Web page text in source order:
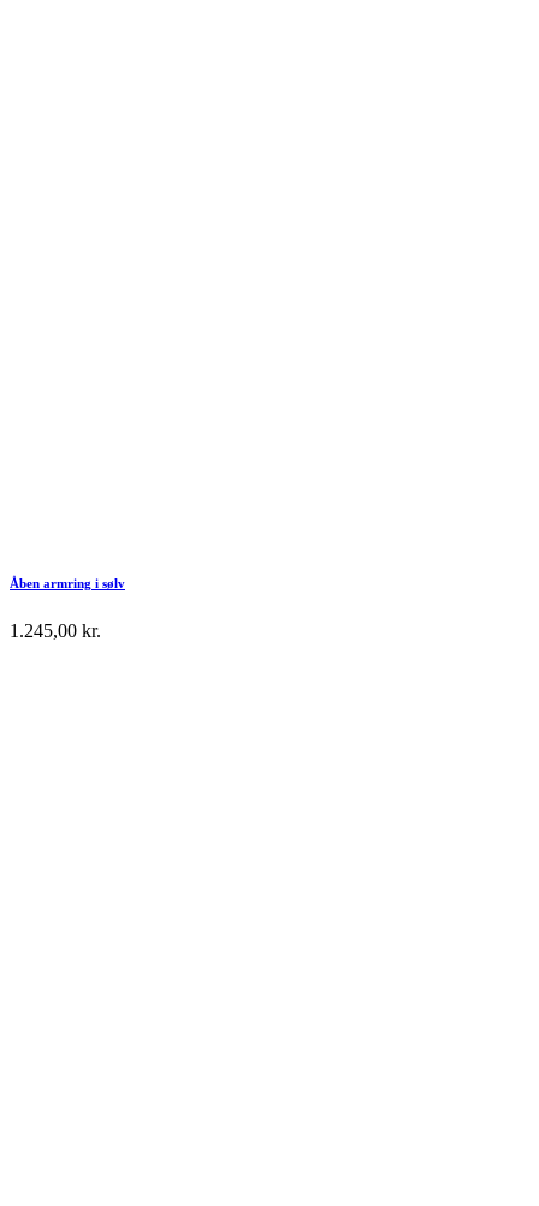
Åben armring i sølv
1.245,00 kr.